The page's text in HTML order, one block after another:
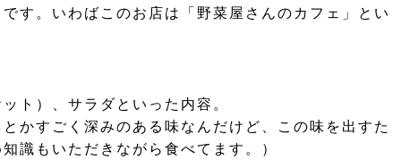
す。いわばこのお店は「野菜屋さんのカフェ」とい
ト）、サラダといった内容。
かすごく深みのある味なんだけど、この味を出すた
識もいただきながら食べてます。）